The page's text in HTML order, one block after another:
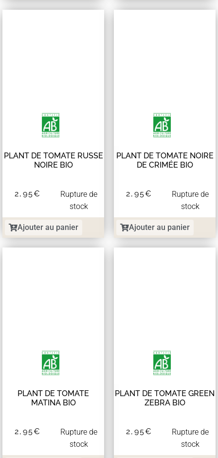
PLANT DE TOMATE RUSSE
NOIRE BIO
2,95€
Rupture de
stock
Ajouter au panier
PLANT DE TOMATE NOIRE
DE CRIMÉE BIO
2,95€
Rupture de
stock
Ajouter au panier
PLANT DE TOMATE
MATINA BIO
2,95€
Rupture de
stock
PLANT DE TOMATE GREEN
ZEBRA BIO
2,95€
Rupture de
stock